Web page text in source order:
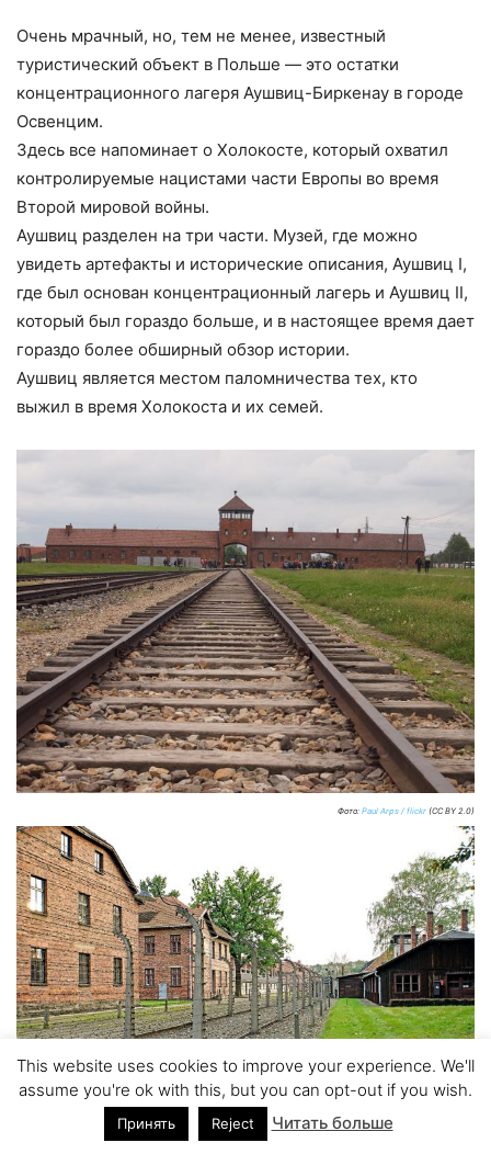
Очень мрачный, но, тем не менее, известный
туристический объект в Польше — это остатки
концентрационного лагеря Аушвиц-Биркенау в городе
Освенцим.
Здесь все напоминает о Холокосте, который охватил
контролируемые нацистами части Европы во время
Второй мировой войны.
Аушвиц разделен на три части. Музей, где можно
увидеть артефакты и исторические описания, Аушвиц I,
где был основан концентрационный лагерь и Аушвиц II,
который был гораздо больше, и в настоящее время дает
гораздо более обширный обзор истории.
Аушвиц является местом паломничества тех, кто
выжил в время Холокоста и их семей.
Фото: Paul Arps / flickr (CC BY 2.0)
This website uses cookies to improve your experience. We'll
assume you're ok with this, but you can opt-out if you wish.
Принять Reject Читать больше